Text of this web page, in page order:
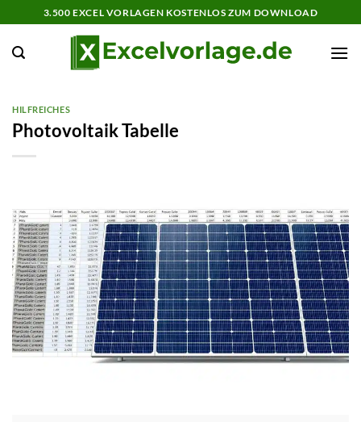
Inhalt
springen
3.500 EXCEL VORLAGEN KOSTENLOS ZUM DOWNLOAD
HILFREICHES
Photovoltaik Tabelle